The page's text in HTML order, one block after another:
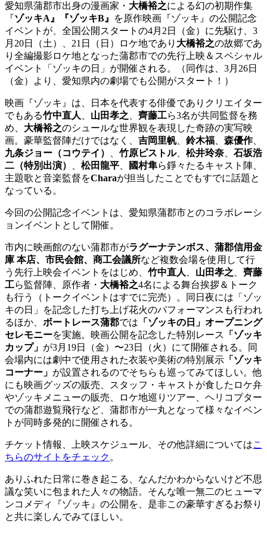
愛知県蒲郡市出身の漫画家・ 大橋裕之による幻の初期作集
『ゾッキA』『ゾッキB』
を原作映画『ゾッキ』の公開記念
イベントが、全国公開スタートの4月2日（金）に先駆け、3
月20日（土）、21日（日）ロケ地であり 大橋裕之の故郷であ
り全編撮影ロケ地となった蒲郡市での先行上映＆スペシャル
イベント「ゾッキの日」が開催される。（同作は、3月26日
（金）より、愛知県内の劇場でも公開がスタート！）
映画『ゾッキ』は、日本を代表する俳優でありクリエイター
でもある竹中直人 山田孝之 齊藤工ら3名が共同監督を務
め、 大橋裕之のシュールな世界観を表現した奇跡の実写映
画。豪華監督陣だけではなく、 吉岡里帆、 鈴木福 森優作、
九条ジョー（コウテイ）
竹原ピストル、 松井玲奈
石坂浩
二（特別出演）
松田龍平 國村隼ら錚々たるキャスト陣、
主題歌と音楽監督をCharaが担当したことでもすでに話題と
なっている。
今回の公開記念イベントは、愛知県蒲郡市とのコラボレーシ
ョンイベントとして開催。
市内に映画館のない蒲郡市がラグーナテンボス、蒲郡信用金
庫 本店、市民会館、商工会議所など複数会場を使用して行
う先行上映会イベントをはじめ、 竹中直人 山田孝之
齊藤
工ら監督陣、原作者・ 大橋裕之4名による舞台挨拶＆トーク
も行う（トークイベントはすでに完売）。同日夜には「ゾッ
キの日」を記念した打ち上げ花火のパフォーマンスも行われ
るほか、 ボートレース蒲郡では 「ゾッキの日」オープニング
セレモニーを実施。映画公開を記念した特別レース
「ゾッキ
カップ」 が3月19日（金）〜23日（火）にて開催される。同
会場内には劇中で使用された衣装や美術の特別展示 「ゾッキ
コーナー」 が設置されるのでそちらも巡ってみてほしい。他
にも映画グッズの販売、スタッフ・キャストが食したロケ弁
やゾッキメニューの販売、ロケ地巡りツアー、ヘリコプター
での蒲郡遊覧飛行など、蒲郡市が一丸となって様々なイベン
トが同時多発的に開催される。
チケット情報、上映スケジュール、その他詳細についてはこ
ちらのサイトをチェック 。
ありふれた日常に巻き起こる、なんだかわからないけど不思
議な笑いに包まれた人々の物語。そんな唯一無二のヒューマ
ンコメディ『ゾッキ』の公開を、是非この豪華すぎるお祭り
と共に楽しんでみてほしい。